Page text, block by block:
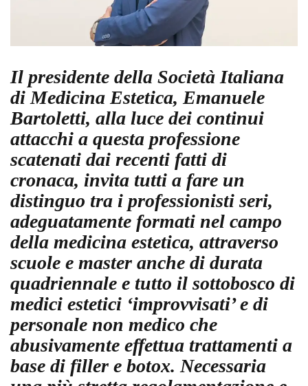
Il presidente della Società Italiana
di Medicina Estetica, Emanuele
Bartoletti, alla luce dei continui
attacchi a questa professione
scatenati dai recenti fatti di
cronaca, invita tutti a fare un
distinguo tra i professionisti seri,
adeguatamente formati nel campo
della medicina estetica, attraverso
scuole e master anche di durata
quadriennale e tutto il sottobosco di
medici estetici ‘improvvisati’ e di
personale non medico che
abusivamente effettua trattamenti a
base di filler e botox. Necessaria